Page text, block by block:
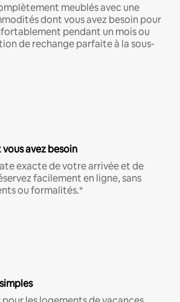
meublés avec une
dont vous avez besoin pour
pendant un mois ou
de rechange parfaite à la sous-
avez besoin
exacte de votre arrivée et de
facilement en ligne, sans
ou formalités.*